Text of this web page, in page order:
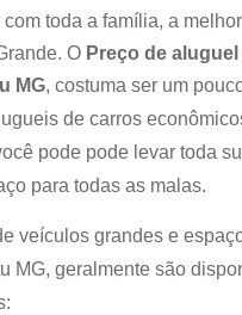
toda a família, a
O Preço de
MG, costuma ser um
de carros
pode pode levar toda
para todas as malas.
veículos grandes e
MG, geralmente são